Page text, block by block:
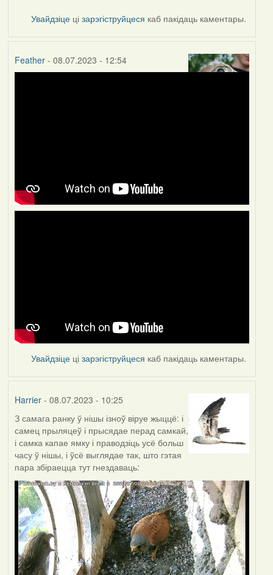
Увайдзіце цізарэгіструйцеся каб пакідаць каментары.
Feather- 08.07.2023 - 12:54
Увайдзіце цізарэгіструйцеся каб пакідаць каментары.
Harrier- 08.07.2023 - 10:25
З самага ранку ў нішы ізноў віруе жыццё: і
самец прыляцеў і прысядае перад самкай,
і самка капае ямку і праводзіць усё больш
часу ў нішы, і ўсё выглядае так, што гэтая
пара збіраецца тут гнездаваць: